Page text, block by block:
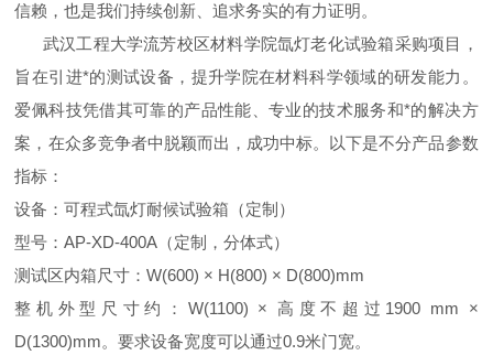
信赖，也是我们持续创新、追求务实的有力证明。
武汉工程大学流芳校区材料学院氙灯老化试验箱采购项目，
旨在引进*的测试设备，提升学院在材料科学领域的研发能力。
爱佩科技凭借其可靠的产品性能、专业的技术服务和*的解决方
案，在众多竞争者中脱颖而出，成功中标。以下是不分产品参数
指标：
设备：可程式氙灯耐候试验箱 （定制）
型号：AP-XD-400A（定制，分体式）
测试区内箱尺寸：W(600) × H(800) × D(800)mm
整机外型尺寸约：W(1100) × 高度不超过1900 mm ×
D(1300)mm。要求设备宽度可以通过0.9米门宽。